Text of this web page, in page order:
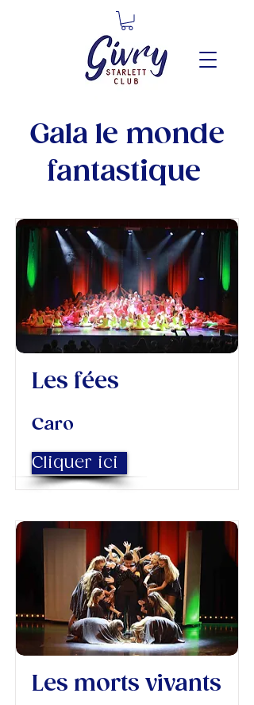
Gala le monde
fantastique
Les fées
Caro
Cliquer ici
Les morts vivants